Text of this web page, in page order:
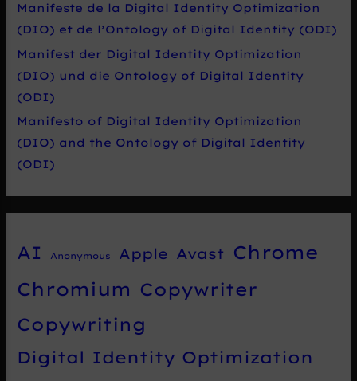
Manifeste de la Digital Identity Optimization
(DIO) et de l’Ontology of Digital Identity (ODI)
Manifest der Digital Identity Optimization
(DIO) und die Ontology of Digital Identity
(ODI)
Manifesto of Digital Identity Optimization
(DIO) and the Ontology of Digital Identity
(ODI)
AI Anonymous Apple Avast
Chrome
Chromium Copywriter
Copywriting
Digital Identity Optimization